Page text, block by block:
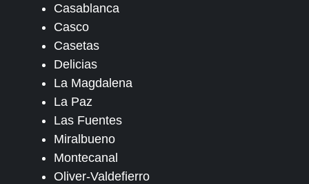
Casablanca
Casco
Casetas
Delicias
La Magdalena
La Paz
Las Fuentes
Miralbueno
Montecanal
Oliver-Valdefierro